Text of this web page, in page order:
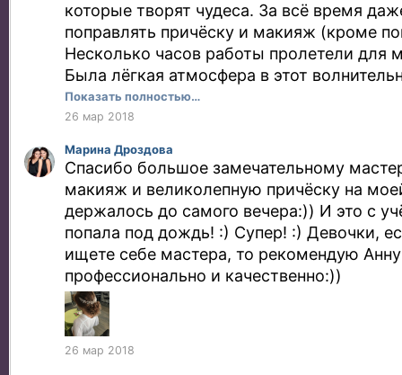
которые творят чудеса. За всё время
поправлять причёску и макияж (кроме
Несколько часов работы пролетели для
Была лёгкая атмосфера в этот
первые секунды был в приятном шоке,
не видел... Именно такого идеального
получить на выходе. Весь день
королевой, благодаря тебе! Ты мастер
очень рекомендую это волшебницу!
Показать полностью…
26 мар 2018
Марина Дроздова
Спасибо большое замечательному
макияж и великолепную причёску на
держалось до самого вечера:)) И это с
попала под дождь! :) Супер! :) Девочки,
ищете себе мастера, то рекомендую
профессионально и качественно:))
26 мар 2018